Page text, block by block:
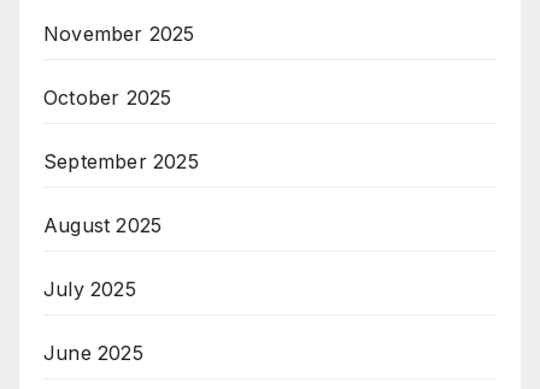
November 2025
October 2025
September 2025
August 2025
July 2025
June 2025